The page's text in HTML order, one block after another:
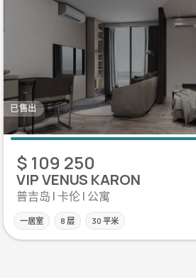
已售出
$ 109 250
VIP VENUS KARON
普吉岛 | 卡伦 | 公寓
一居室 8 层 30 平米